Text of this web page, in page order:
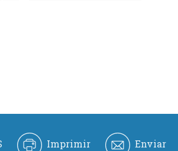
Imprimir Enviar